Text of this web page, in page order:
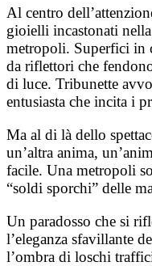
Al centro
gioielli incastonati
metropoli. Superfici in
da riflettori che
di luce. Tribunette
entusiasta che incita i
Ma al di là dello
un’altra anima,
facile. Una metropoli
“soldi sporchi” delle
Un paradosso che si
l’eleganza sfavillante
l’ombra di loschi